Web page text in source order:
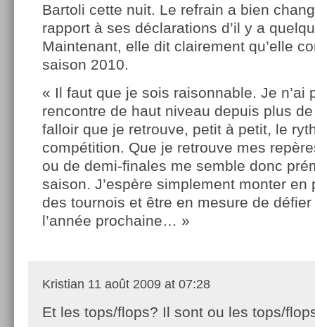
Bartoli cette nuit. Le refrain a bien
rapport à ses déclarations d’il y a
Maintenant, elle dit clairement qu’elle
saison 2010.
« Il faut que je sois raisonnable. Je n’ai
rencontre de haut niveau depuis plus
falloir que je retrouve, petit à petit, le
compétition. Que je retrouve mes
ou de demi-finales me semble donc
saison. J’espère simplement monter en
des tournois et être en mesure de
l’année prochaine… »
Kristian 11 août 2009 at 07:28
Et les tops/flops? Il sont ou les tops/